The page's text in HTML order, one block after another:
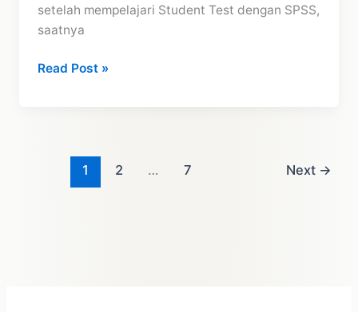
setelah mempelajari Student Test dengan SPSS,
saatnya
Tutorial
Read Post »
1 2 … 7 Next →